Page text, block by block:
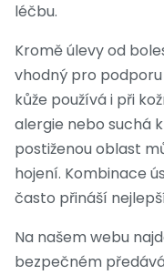
léčbu.
Kromě úlevy od
vhodný pro
kůže používá i při
alergie nebo suchá
postiženou oblast
hojení. Kombinace
často přináší
Na našem webu
bezpečném